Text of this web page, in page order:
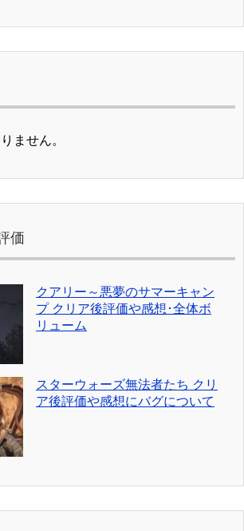
ません。
価
クアリー～悪夢のサマーキャン
プ クリア後評価や感想･全体ボ
リューム
スターウォーズ無法者たち クリ
ア後評価や感想にバグについて